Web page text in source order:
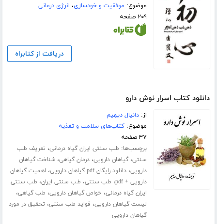
موضوع: موفقیت و خودسازی، انرژی درمانی
۲۰۹ صفحه
دریافت از کتابراه
دانلود کتاب اسرار نوش دارو
از:دانیال دیهیم
موضوع:کتاب‌های سلامت و تغذیه
۳۷ صفحه
برچسب‌ها: طب سنتی ایران گیاه درمانی، تعریف طب
سنتی،گیاهان دارویی،درمان گیاهی،شناخت گیاهان
دارویی،دانلود رایگان pdf گیاهان دارویی ، اهمیت گیاهان
دارویی + pdf
، طب سنتی، طب سنتی ایران، طب سنتی
ایران گیاه درمانی، خواص گیاهان دارویی، طب گیاهی،
لیست گیاهان دارویی، فواید طب سنتی، تحقیق در مورد
گیاهان دارویی